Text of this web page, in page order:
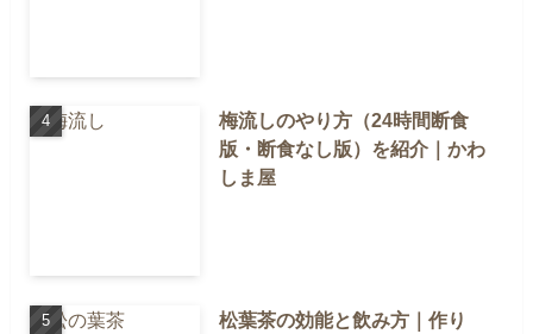
梅流しのやり方（24時間断食
版・断食なし版）を紹介｜かわ
しま屋
松葉茶の効能と飲み方｜作り